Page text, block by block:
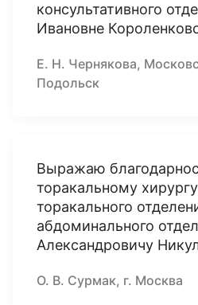
консультативного
Ивановне
Е. Н. Чернякова,
Подольск
Выражаю
торакальному
торакального
абдоминального
Александровичу
О. В. Сурмак, г. Москва